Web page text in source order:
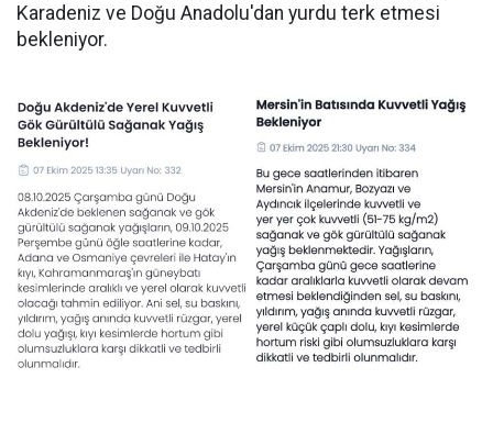
Karadeniz ve Doğu Anadolu'dan yurdu terk etmesi
bekleniyor.